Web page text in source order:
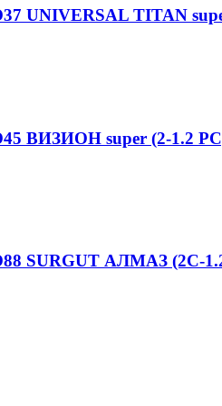
UNIVERSAL TITAN
ВИЗИОН super (2-1.2
SURGUT АЛМАЗ (2С-